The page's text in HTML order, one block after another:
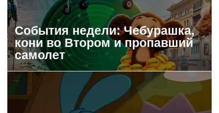
События недели: Чебурашка,
кони во Втором и пропавший
самолет